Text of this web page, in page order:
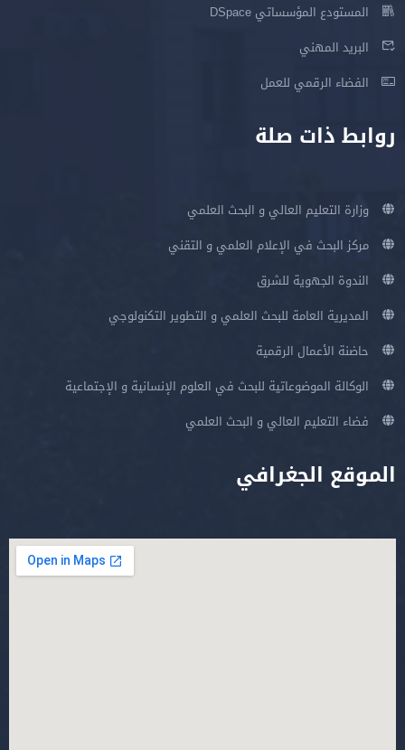
المستودع المؤسساتي DSpace
البريد المهني
الفضاء الرقمي للعمل
روابط ذات صلة
وزارة التعليم العالي و البحث العلمي
مركز البحث في الإعلام العلمي و التقني
الندوة الجهوية للشرق
المديرية العامة للبحث العلمي و التطوير التكنولوجي
حاضنة الأعمال الرقمية
الوكالة الموضوعاتية للبحث في العلوم الإنسانية و الإجتماعية
فضاء التعليم العالي و البحث العلمي
الموقع الجغرافي